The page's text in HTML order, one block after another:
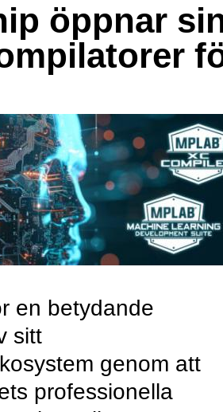
öppnar
en betydande
sitt
genom att
professionella